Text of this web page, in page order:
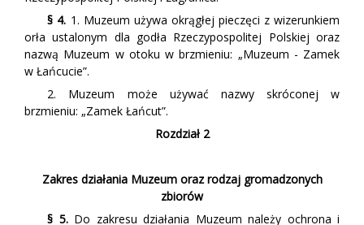
§ 4. 1. Muzeum używa okrągłej pieczęci z wizerunkiem
orła ustalonym dla godła Rzeczypospolitej Polskiej oraz
nazwą Muzeum w otoku w brzmieniu: „Muzeum - Zamek
w Łańcucie”.
2. Muzeum może używać nazwy skróconej w
brzmieniu: „Zamek Łańcut”.
Rozdział 2
Zakres działania Muzeum oraz rodzaj gromadzonych
zbiorów
§ 5. Do zakresu działania Muzeum należy ochrona i